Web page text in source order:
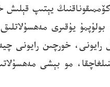
يېتىپ قېلىش
يۇقىرى
خورچىن رايونى